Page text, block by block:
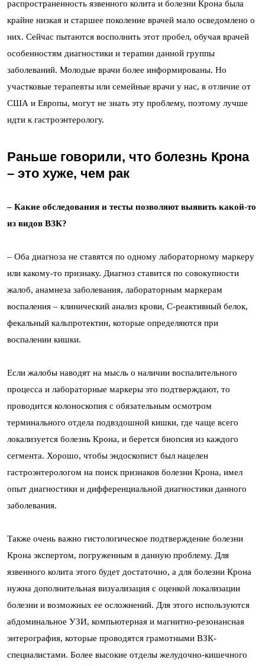
распространенность язвенного колита и болезни Крона была
крайне низкая и старшее поколение врачей мало осведомлено о
них. Сейчас пытаются восполнить этот пробел, обучая врачей
особенностям диагностики и терапии данной группы
заболеваний. Молодые врачи более информированы. Но
участковые терапевты или семейные врачи у нас, в отличие от
США и Европы, могут не знать эту проблему, поэтому лучше
идти к гастроэнтерологу.
Раньше говорили, что болезнь Крона
– это хуже, чем рак
– Какие обследования и тесты позволяют выявить какой-то
из видов ВЗК?
– Оба диагноза не ставятся по одному лабораторному маркеру
или какому-то признаку. Диагноз ставится по совокупности
жалоб, анамнеза заболевания, лабораторным маркерам
воспаления – клинический анализ крови, С-реактивный белок,
фекальный кальпротектин, которые определяются при
воспалении кишки.
Если жалобы наводят на мысль о наличии воспалительного
процесса и лабораторные маркеры это подтверждают, то
проводится колоноскопия с обязательным осмотром
терминального отдела подвздошной кишки, где чаще всего
локализуется болезнь Крона, и берется биопсия из каждого
сегмента. Хорошо, чтобы эндоскопист был нацелен
гастроэнтерологом на поиск признаков болезни Крона, имел
опыт диагностики и дифференциальной диагностики данного
заболевания.
Также очень важно гистологическое подтверждение болезни
Крона экспертом, погруженным в данную проблему. Для
язвенного колита этого будет достаточно, а для болезни Крона
нужна дополнительная визуализация с оценкой локализации
болезни и возможных ее осложнений. Для этого используются
абдоминальное УЗИ, компьютерная и магнитно-резонансная
энтерография, которые проводятся грамотными ВЗК-
специалистами. Более высокие отделы желудочно-кишечного